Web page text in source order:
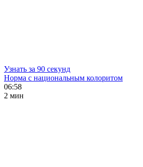
Узнать за 90 секунд
Норма с национальным колоритом
06:58
2 мин